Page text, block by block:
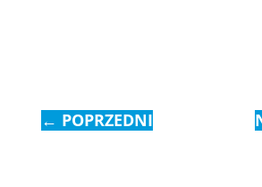
← POPRZEDNI